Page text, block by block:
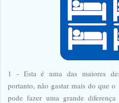
1 - Esta é uma das maiores
portanto, não gastar mais do que
pode fazer uma grande